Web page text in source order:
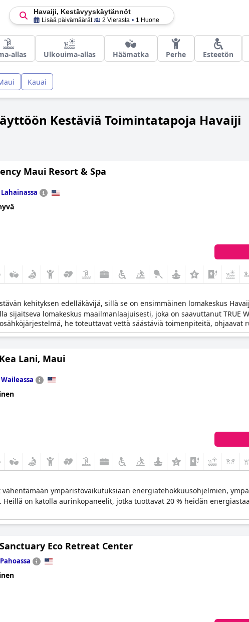
Havaiji, Kestävyyskäytännöt
Lisää päivämäärät 2 Vierasta 1 Huone
allas Ulkouima-allas Häämatka Perhe Esteetön
Kauai
Kestäviä Toimintatapoja Havaiji
Maui Resort & Spa
Lahainassa
kehityksen edelläkävijä, sillä se on ensimmäinen lomakeskus
lomakeskus maailmanlaajuisesti, joka on saavuttanut TRUE
he toteuttavat vettä säästäviä toimenpiteitä, ohjaavat
Lani, Maui
Waileassa
ympäristövaikutuksiaan energiatehokkuusohjelmien,
on katolla aurinkopaneelit, jotka tuottavat 20 % heidän
Eco Retreat Center
Pahoassa